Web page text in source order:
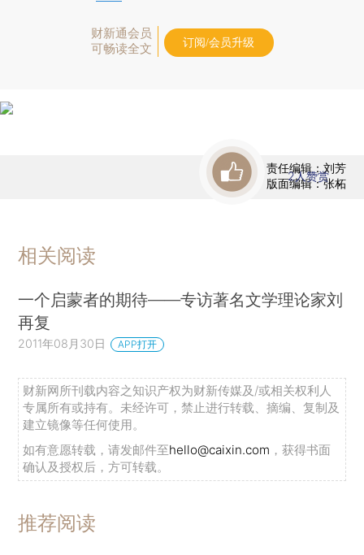
财新通会员
可畅读全文
订阅/会员升级
责任编辑：刘芳
版面编辑：张柘
2人赞赏
相关阅读
一个启蒙者的期待——专访著名文学理论家刘
再复
2011年08月30日 APP打开
财新网所刊载内容之知识产权为财新传媒及/或相关权利人
专属所有或持有。未经许可，禁止进行转载、摘编、复制及
建立镜像等任何使用。
如有意愿转载，请发邮件至hello@caixin.com ，获得书面
确认及授权后，方可转载。
推荐阅读